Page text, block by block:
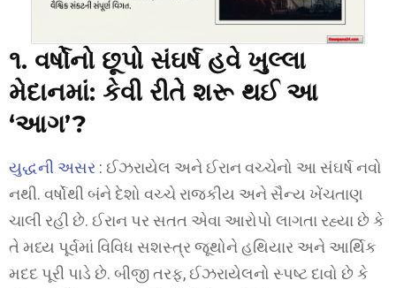
૧. વર્ષોનો છૂપો સંઘર્ષ હવે ખુલ્લા
મેદાનમાં: કેવી રીતે શરૂ થઈ આ
‘આગ’?
યુદ્ધની અસર : ઈઝરાયેલ અને ઈરાન વચ્ચેનો આ સંઘર્ષ નવો
નથી. વર્ષોથી બંને દેશો વચ્ચે રાજકીય અને સૈન્ય ખેંચતાણ
ચાલી રહી છે. ઈરાન પર સતત એવા આરોપો લાગતા રહ્યા છે કે
તે મધ્ય પૂર્વમાં વિવિધ સશસ્ત્ર જૂથોને હથિયાર અને આર્થિક
મદદ પૂરી પાડે છે. બીજી તરફ, ઈઝરાયેલનો સ્પષ્ટ દાવો છે કે